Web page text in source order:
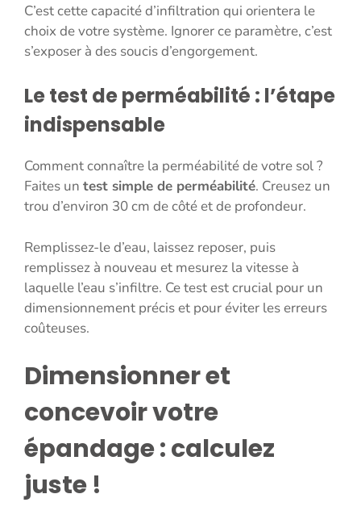
C’est cette capacité d’infiltration qui orientera le
choix de votre système. Ignorer ce paramètre, c’est
s’exposer à des soucis d’engorgement.
Le test de perméabilité : l’étape
indispensable
Comment connaître la perméabilité de votre sol ?
Faites un test simple de perméabilité. Creusez un
trou d’environ 30 cm de côté et de profondeur.
Remplissez-le d’eau, laissez reposer, puis
remplissez à nouveau et mesurez la vitesse à
laquelle l’eau s’infiltre. Ce test est crucial pour un
dimensionnement précis et pour éviter les erreurs
coûteuses.
Dimensionner et
concevoir votre
épandage : calculez
juste !